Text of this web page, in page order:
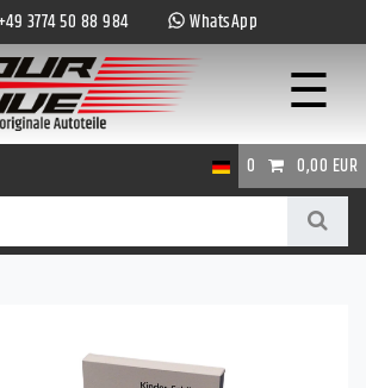
3774 50 88 984 WhatsApp
☰
0 0,00 EUR